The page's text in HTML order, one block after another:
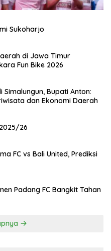
Sukoharjo
di Jawa Timur
Fun Bike 2026
Simalungun, Bupati Anton:
dan Ekonomi Daerah
26
FC vs Bali United, Prediksi
Padang FC Bangkit Tahan